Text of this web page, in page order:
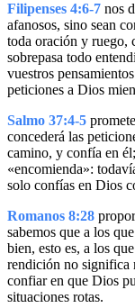
Filipenses 4:6-7 nos
afanosos, sino sean
toda oración y ruego,
sobrepasa todo
vuestros
peticiones a Dios
Salmo 37:4-5
concederá las
camino, y confía en
«encomienda»:
solo confías en Dios
Romanos 8:28
sabemos que a los
bien, esto es, a los
rendición no significa
confiar en que Dios
situaciones rotas.